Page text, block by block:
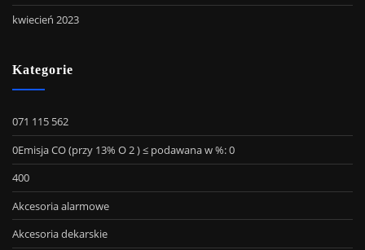
kwiecień 2023
Kategorie
071 115 562
0Emisja CO (przy 13% O 2 ) ≤ podawana w %: 0
400
Akcesoria alarmowe
Akcesoria dekarskie